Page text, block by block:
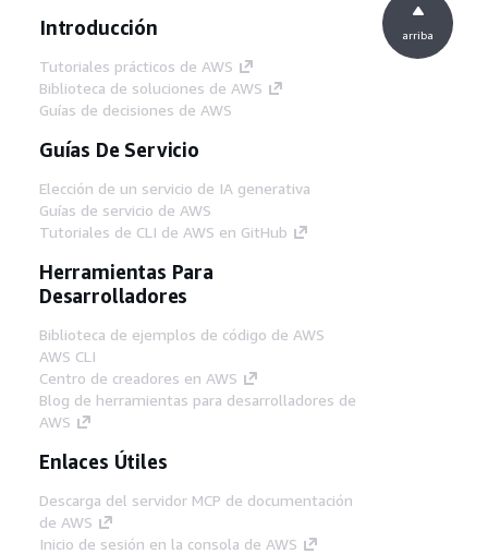
Introducción
Tutoriales prácticos de AWS
Biblioteca de soluciones de AWS
Guías de decisiones de AWS
Guías De Servicio
Elección de un servicio de IA generativa
Guías de servicio de AWS
Tutoriales de CLI de AWS en GitHub
Herramientas Para
Desarrolladores
Biblioteca de ejemplos de código de AWS
AWS CLI
Centro de creadores en AWS
Blog de herramientas para desarrolladores de
AWS
Enlaces Útiles
Descarga del servidor MCP de documentación
de AWS
Inicio de sesión en la consola de AWS
arriba